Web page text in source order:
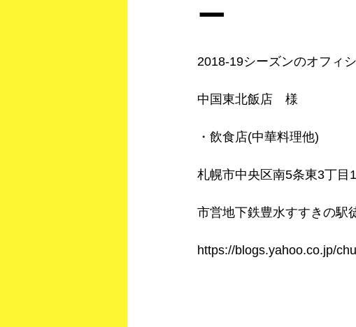
ー
2018-19シーズンのオフィ
中国東北飯店　様
・飲食店(中華料理他)
札幌市中央区南5条東3丁目1
市営地下鉄豊水すすきの駅
https://blogs.yahoo.co.jp/